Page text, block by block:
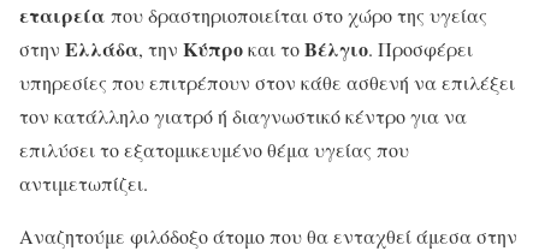
εταιρεία που δραστηριοποιείται στο χώρο της υγείας
στην Ελλάδα, την Κύπροκαι τοΒέλγιο. Προσφέρει
υπηρεσίες που επιτρέπουν στον κάθε ασθενή να επιλέξει
τον κατάλληλο γιατρό ή διαγνωστικό κέντρο για να
επιλύσει το εξατομικευμένο θέμα υγείας που
αντιμετωπίζει.
Αναζητούμε φιλόδοξο άτομο που θα ενταχθεί άμεσα στην